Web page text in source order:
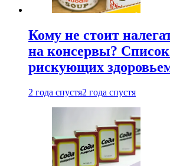
Кому не стоит
на консервы?
рискующих
2 года спустя2 года спустя